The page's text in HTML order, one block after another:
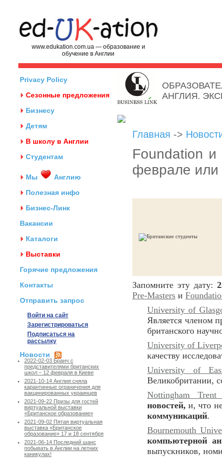
www.edukation.com.ua — образование и
обучение в Англии
Privacy Policy
Сезонные предложения
Бизнесу
Детям
В школу в Англии
Студентам
Мы
Англию
Полезная инфо
Бизнес-Линк
Вакансии
Каталоги
Выставки
Горячие предложения
Контакты
Отправить запрос
Войти на сайт
Зарегистрироваться
Подписаться на
рассылку
Новости
2022-02-03 Бранч с
представителями британских
школ – 12 февраля в Киеве
2021-10-14 Англия сняла
карантинные ограничения для
вакцинированных украинцев
2021-09-22 Призы для гостей
виртуальной выставки
«Британское образование»
2021-09-02 Пятая виртуальная
выставка «Британское
образование» 17 и 18 сентября
2021-06-14 Последний шанс
побывать в Англии на летних
каникулах!
АНГЛИЯ.
Главная ->
Foundation и
феврале или
Запомните эту дату:
Pre-Masters и
University of
Является членом
британского
University of
качеству
University of
Великобритании,
Nottingham Trent
новостей,и, что
коммуникаций.
Bournemouth
компьютерной
выпускников,